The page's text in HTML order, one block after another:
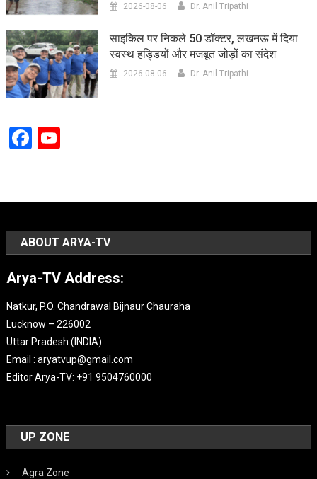
2026-08-06 Dr. Anil Tripathi
साइकिल पर निकले 50 डॉक्टर, लखनऊ में दिया
स्वस्थ हड्डियों और मजबूत जोड़ों का संदेश
2026-08-06 Dr. Anil Tripathi
Facebook
YouTube
ABOUT ARYA-TV
Arya-TV Address:
Natkur, P.O. Chandrawal Bijnaur Chauraha
Lucknow – 226002
Uttar Pradesh (INDIA).
Email : aryatvup@gmail.com
Editor Arya-TV: +91 9504760000
UP ZONE
Agra Zone